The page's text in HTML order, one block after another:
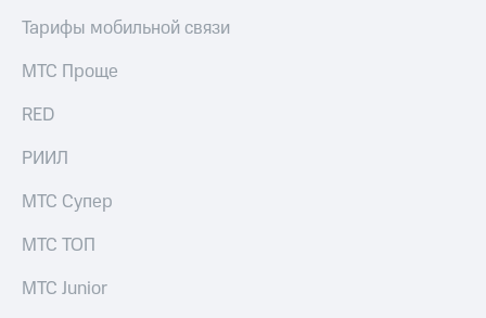
Финансовая
Контакты
и акционерам
управление
Корпоративный
Тарифы мобильной связи
МТС Проще
RED
РИИЛ
МТС Супер
МТС ТОП
МТС Junior